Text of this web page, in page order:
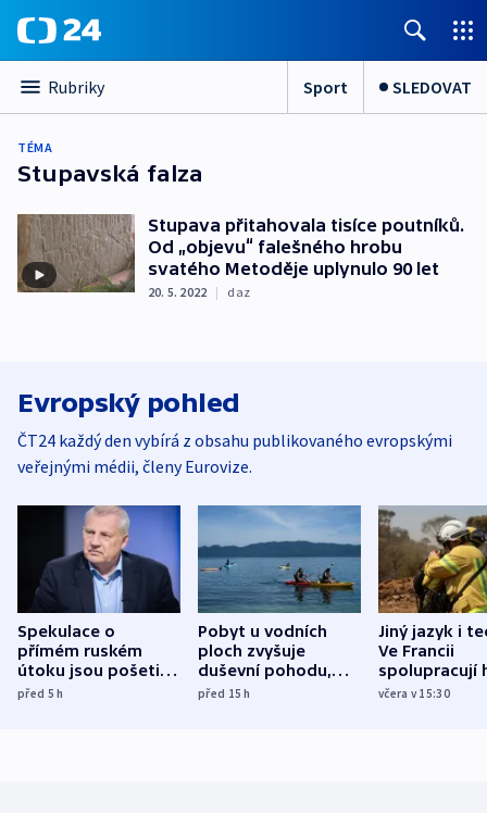
Rubriky Sport SLEDOVAT
TÉMA
Stupavská falza
Stupava přitahovala tisíce poutníků.
Od „objevu“ falešného hrobu
svatého Metoděje uplynulo 90 let
20. 5. 2022 | daz
Evropský pohled
ČT24 každý den vybírá z obsahu publikovaného evropskými
veřejnými médii, členy Eurovize.
Spekulace o
přímém ruském
útoku jsou pošetilé,
míní estonský
před 5h
Pobyt u vodních
ploch zvyšuje
duševní pohodu,
ukázala
před 15h
Jiný jazyk i
Ve Francii
spolupracují
různých zemí
včera v 15:30